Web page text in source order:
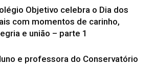
Objetivo celebra o Dia dos
com momentos de carinho,
e união – parte 1
e professora do Conservatório